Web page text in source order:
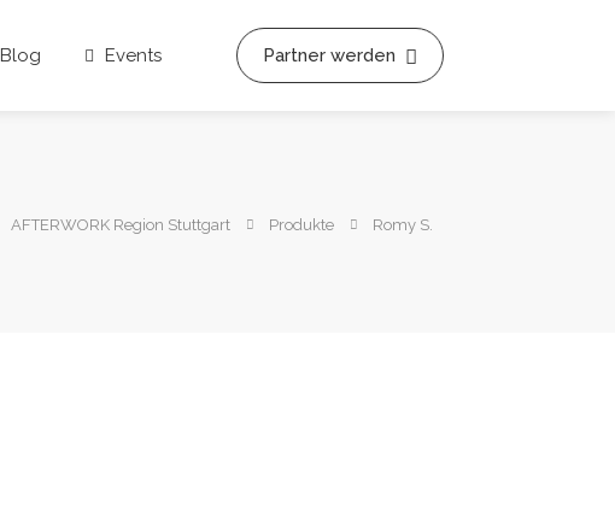
Blog Events Partner werden
AFTERWORK Region Stuttgart Produkte Romy S.